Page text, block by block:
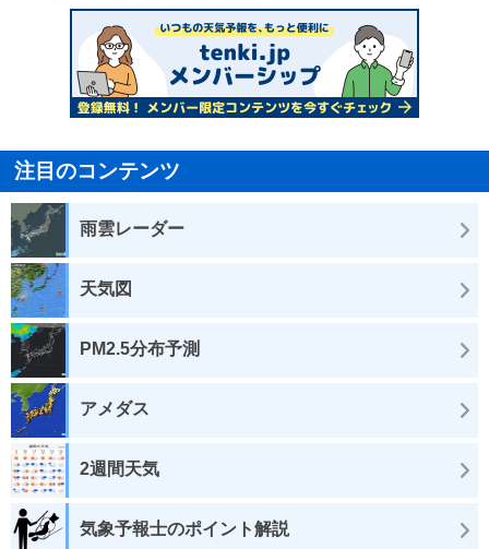
注目のコンテンツ
雨雲レーダー
天気図
PM2.5分布予測
アメダス
2週間天気
気象予報士のポイント解説